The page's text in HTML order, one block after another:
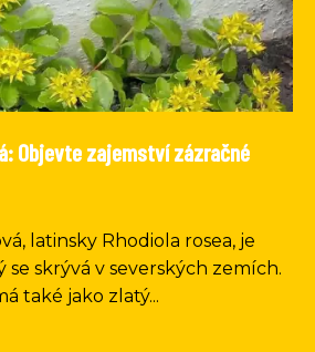
Objevte zajemství zázračné
latinsky Rhodiola rosea, je
skrývá v severských zemích.
také jako zlatý...